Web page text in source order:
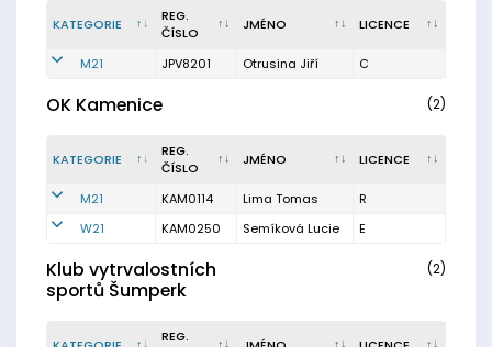
KATEGORIE
REG.
ČÍSLO
JMÉNO LICENCE
M21 JPV8201 Otrusina Jiří C
OK Kamenice (2)
KATEGORIE
REG.
ČÍSLO
JMÉNO LICENCE
M21 KAM0114 Lima Tomas
R
W21
KAM0250 Semíková Lucie E
Klub vytrvalostních
sportů Šumperk
(2)
REG.